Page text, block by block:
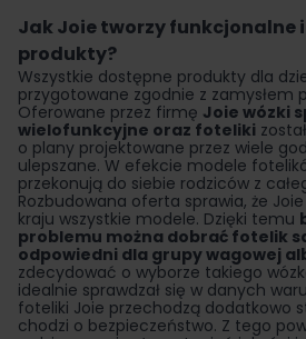
Jak Joie tworzy funkcjonalne
produkty?
Wszystkie dostępne produkty dla
przygotowane zgodnie z zamysłem
Oferowane przez firmę Joie wózki
wielofunkcyjne oraz foteliki
o plany projektowane przez wiele
ulepszane. W efekcie modele
przekonują do siebie rodziców z
Rozbudowana oferta sprawia, że
kraju wszystkie modele. Dzięki temu
problemu można dobrać fotelik
odpowiedni dla grupy wagowej
zdecydować o wyborze takiego
idealnie sprawdzał się w danych
foteliki Joie przechodzą dodatkowo
chodzi o bezpieczeństwo. Z tego